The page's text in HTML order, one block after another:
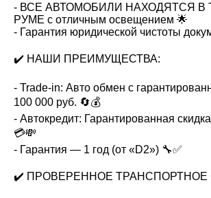
- ВСЕ АВТОМОБИЛИ НАХОДЯТСЯ В
РУМЕ с отличным освещением 🌟
- Гарантия юридической чистоты
✔️ НАШИ ПРЕИМУЩЕСТВА:
- Trade-in: Авто обмен с
100 000 руб. 🔄💰
- Автокредит: Гарантированная
💳💸
- Гарантия — 1 год (от «D2») 🔧✅
✔️ ПРОВЕРЕННОЕ ТРАНСПОРТНОЕ